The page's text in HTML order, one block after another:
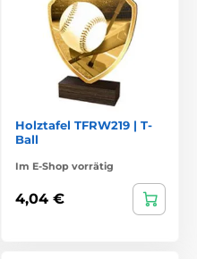
Holztafel TFRW219 | T-
Ball
Im E-Shop vorrätig
4,04 €